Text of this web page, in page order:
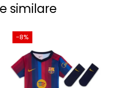
similare
-8%